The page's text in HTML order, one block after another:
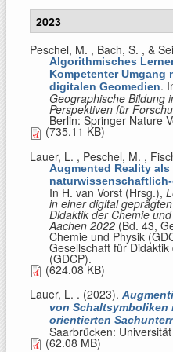
2023
Peschel, M. , Bach, S. , &
Algorithmisches
Kompetenter Umgang
digitalen Geomedien.
Geographische Bildung
Perspektiven für
Berlin: Springer Nature
(735.11 KB)
Lauer, L. , Peschel, M. ,
Augmented Reality
In H. van Vorst (Hrsg.),
in einer digital
Didaktik der Chemie
Aachen 2022 (Bd. 43,
Chemie und Physik
Gesellschaft für
(GDCP).
(624.08 KB)
Lauer, L. . (2023).
von
orientierten
Saarbrücken:
(62.08 MB)